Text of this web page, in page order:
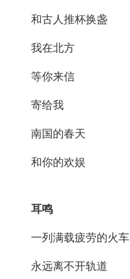
和古人推杯换盏
我在北方
等你来信
寄给我
南国的春天
和你的欢娱
耳鸣
一列满载疲劳的火车
永远离不开轨道